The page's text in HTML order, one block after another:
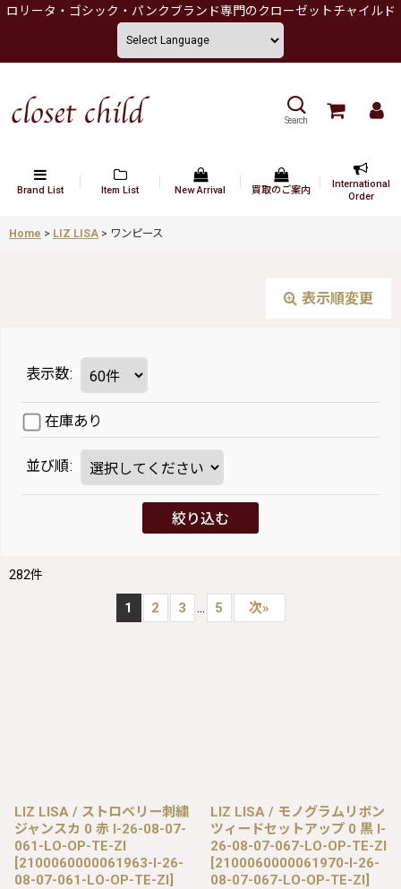
ロリータ・ゴシック・パンクブランド専門のクローゼットチャイルド
Search
Brand List Item List New Arrival 買取のご案内
International
Order
Home > LIZ LISA > ワンピース
表示順変更
表示数:
在庫あり
並び順:
絞り込む
282件
1 2 3 ... 5 次»
LIZ LISA / ストロベリー刺繍
ジャンスカ 0 赤 I-26-08-07-
061-LO-OP-TE-ZI
[2100060000061963-I-26-
08-07-061-LO-OP-TE-ZI]
LIZ LISA / モノグラムリボン
ツィードセットアップ 0 黒 I-
26-08-07-067-LO-OP-TE-ZI
[2100060000061970-I-26-
08-07-067-LO-OP-TE-ZI]